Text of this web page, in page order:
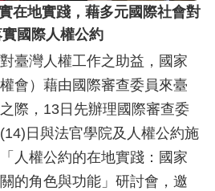
在地實踐，藉多元國際社會對
國際人權公約
臺灣人權工作之助益，國家
會）藉由國際審查委員來臺
際，13日先辦理國際審查委
日與法官學院及人權公約施
人權公約的在地實踐：國家
的角色與功能」研討會，邀